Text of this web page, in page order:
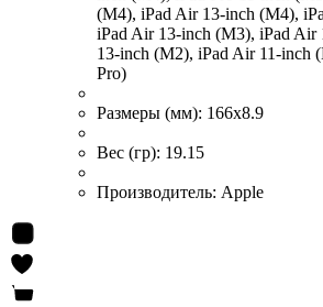
(M4), iPad Air 13-inch (M4),
iPad Air 13-inch (M3), iPad Air
13-inch (M2), iPad Air 11-inch
Pro)
Размеры (мм): 166x8.9
Вес (гр): 19.15
Производитель: Apple